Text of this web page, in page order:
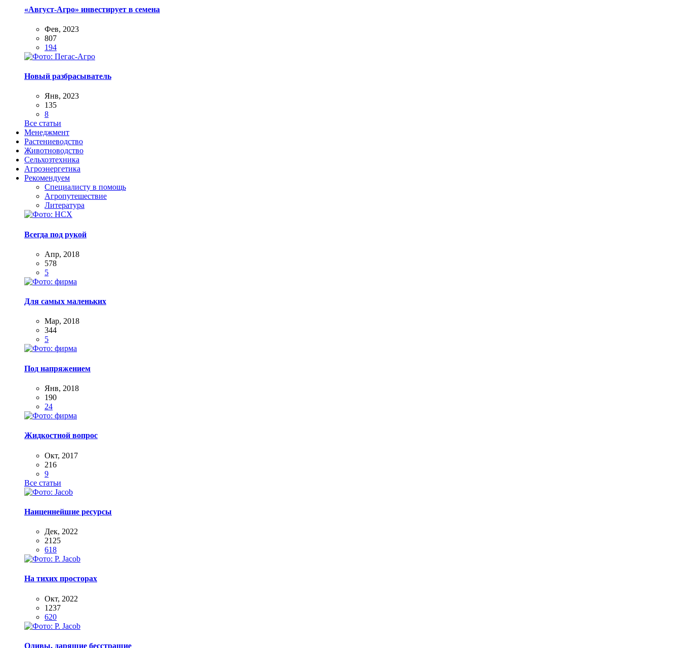
«Август-Агро» инвестирует в семена
Фев, 2023
807
194
Новый разбрасыватель
Янв, 2023
135
8
Все статьи
Менеджмент
Растениеводство
Животноводство
Сельхозтехника
Агроэнергетика
Рекомендуем
Специалисту в помощь
Агропутешествие
Литература
Всегда под рукой
Апр, 2018
578
5
Для самых маленьких
Мар, 2018
344
5
Под напряжением
Янв, 2018
190
24
Жидкостной вопрос
Окт, 2017
216
9
Все статьи
Наиценнейшие ресурсы
Дек, 2022
2125
618
На тихих просторах
Окт, 2022
1237
620
Оливы, дарящие бесстрашие